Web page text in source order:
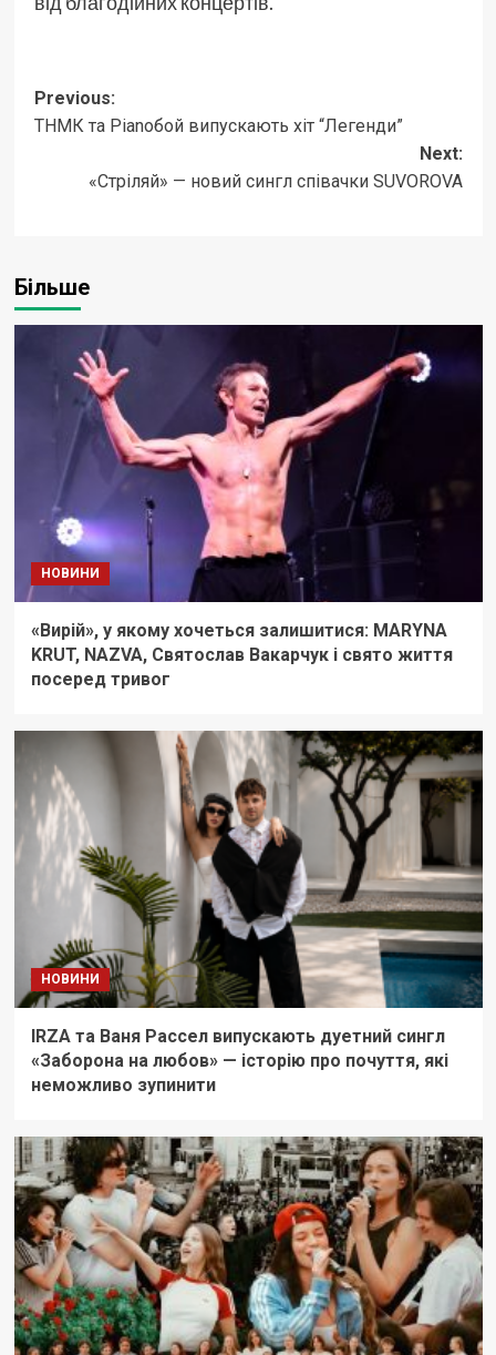
Post
navigation
Previous:
ТНМК та Pianoбой випускають хіт “Легенди”
Next:
«Стріляй» — новий сингл співачки SUVOROVA
Більше
НОВИНИ
«Вирій», у якому хочеться залишитися: MARYNA
KRUT, NAZVA, Святослав Вакарчук і свято життя
посеред тривог
НОВИНИ
IRZA та Ваня Рассел випускають дуетний сингл
«Заборона на любов» — історію про почуття, які
неможливо зупинити